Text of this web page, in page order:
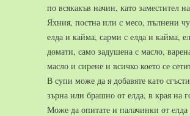
по всякакъв начин, като заместител
Яхния, постна или с месо, пълнени
елда и кайма, сарми с елда и кайма,
домати, само задушена с масло,
масло и сирене и всичко което се
В супи може да я добавяте като
зърна или брашно от елда, в края на
Може да опитате и палачинки от елда